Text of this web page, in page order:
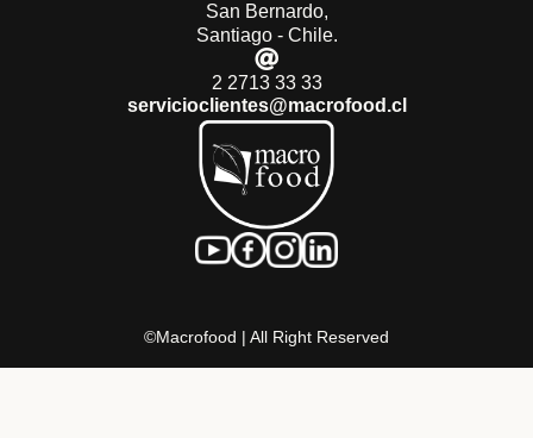
San Bernardo,
Santiago - Chile.
2 2713 33 33
servicioclientes@macrofood.cl
©Macrofood | All Right Reserved